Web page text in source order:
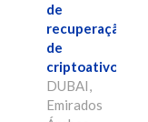
de
recuperação
de
criptoativos
DUBAI,
Emirados